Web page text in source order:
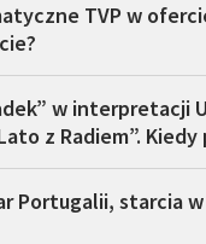
TVP w
w interpretacji
z Radiem”. Kiedy
Portugalii, starcia